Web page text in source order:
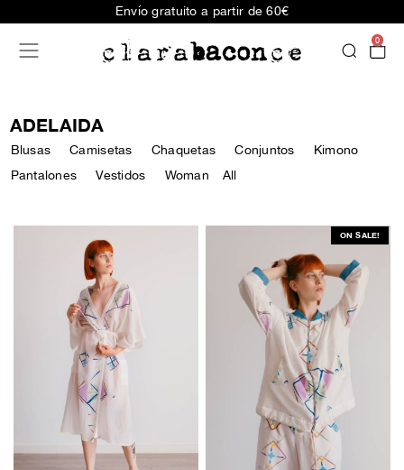
Envío gratuito a partir de 60€
0
ADELAIDA
Blusas Camisetas Chaquetas Conjuntos
Kimono
Pantalones
Vestidos Woman All
ON SALE!